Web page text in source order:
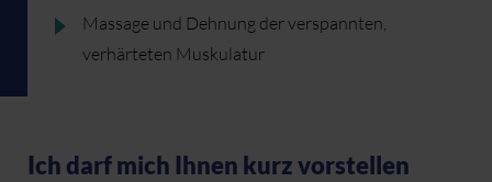
Massage und Dehnung der verspannten,
verhärteten Muskulatur
Ich darf mich Ihnen kurz vorstellen